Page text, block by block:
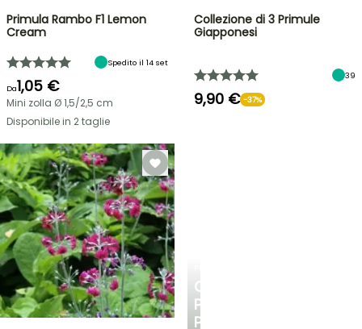
CONSIGLI
PERSONALIZZATI
PER
Primula Rambo F1 Lemon
Cream
Spedito il 14 set
Da1,05 €
Mini zolla Ø 1,5/2,5 cm
Disponibile in 2 taglie
Collezione di 3 Primule
Giapponesi
39
9,90 € -37%